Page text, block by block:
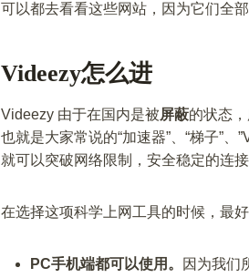
可以都去看看这些网站，因为它们全
Videezy怎么进
Videezy 由于在国内是被屏蔽的状态
也就是大家常说的“加速器”、“梯子”
就可以突破网络限制，安全稳定的连接
在选择这项科学上网工具的时候，最
PC手机端都可以使用。
因为我们